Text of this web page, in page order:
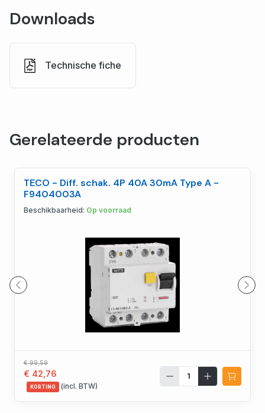
Downloads
Technische fiche
Gerelateerde producten
TECO - Diff. schak. 4P 40A 30mA Type A -
F9404003A
Beschikbaarheid: Op voorraad
€ 99,59
€ 42,76
KORTING (incl. BTW)